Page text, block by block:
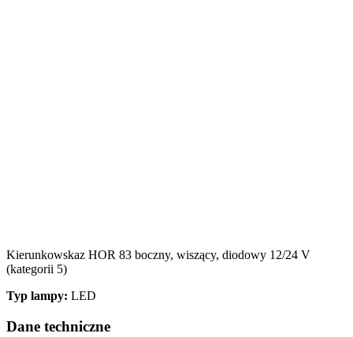
Kierunkowskaz HOR 83 boczny, wiszący, diodowy 12/24 V
(kategorii 5)
Typ lampy: LED
Dane techniczne